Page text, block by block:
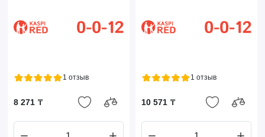
1 отзыв
8 271 ₸
1 отзыв
10 571 ₸